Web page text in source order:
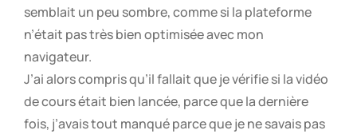
semblait un peu sombre, comme si la plateforme
n’était pas très bien optimisée avec mon
navigateur.
J’ai alors compris qu’il fallait que je vérifie si la vidéo
de cours était bien lancée, parce que la dernière
fois, j’avais tout manqué parce que je ne savais pas